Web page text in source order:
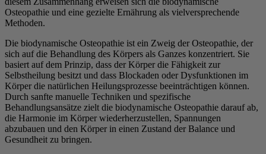
Osteopathie und eine gezielte Ernährung als vielversprechende
Methoden.
Die biodynamische Osteopathie ist ein Zweig der Osteopathie, der
sich auf die Behandlung des Körpers als Ganzes konzentriert. Sie
basiert auf dem Prinzip, dass der Körper die Fähigkeit zur
Selbstheilung besitzt und dass Blockaden oder Dysfunktionen im
Körper die natürlichen Heilungsprozesse beeinträchtigen können.
Durch sanfte manuelle Techniken und spezifische
Behandlungsansätze zielt die biodynamische Osteopathie darauf ab,
die Harmonie im Körper wiederherzustellen, Spannungen
abzubauen und den Körper in einen Zustand der Balance und
Gesundheit zu bringen.